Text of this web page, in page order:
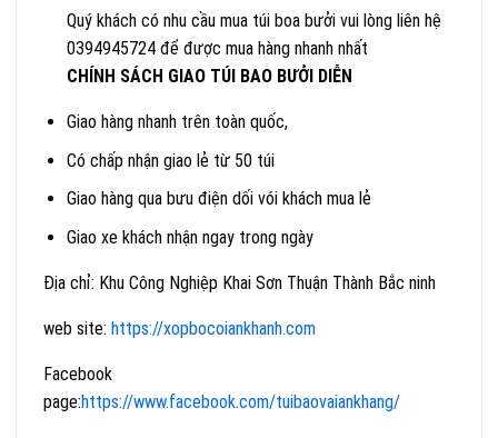
Quý khách có nhu cầu mua túi boa bưởi vui lòng liên hệ
0394945724 để được mua hàng nhanh nhất
CHÍNH SÁCH GIAO TÚI BAO BƯỞI DIỄN
Giao hàng nhanh trên toàn quốc,
Có chấp nhận giao lẻ từ 50 túi
Giao hàng qua bưu điện dối vói khách mua lẻ
Giao xe khách nhận ngay trong ngày
Địa chỉ: Khu Công Nghiệp Khai Sơn Thuận Thành Bắc ninh
web site: https://xopbocoiankhanh.com
Facebook
page:https://www.facebook.com/tuibaovaiankhang/